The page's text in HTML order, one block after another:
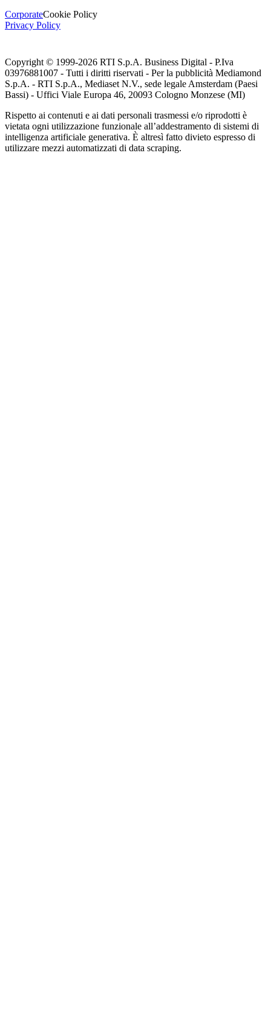
CorporateCookie Policy
Privacy Policy
Copyright © 1999-2026 RTI S.p.A. Business Digital - P.Iva
03976881007 - Tutti i diritti riservati - Per la pubblicità Mediamond
S.p.A. - RTI S.p.A., Mediaset N.V., sede legale Amsterdam (Paesi
Bassi) - Uffici Viale Europa 46, 20093 Cologno Monzese (MI)
Rispetto ai contenuti e ai dati personali trasmessi e/o riprodotti è
vietata ogni utilizzazione funzionale all’addestramento di sistemi di
intelligenza artificiale generativa. È altresì fatto divieto espresso di
utilizzare mezzi automatizzati di data scraping.